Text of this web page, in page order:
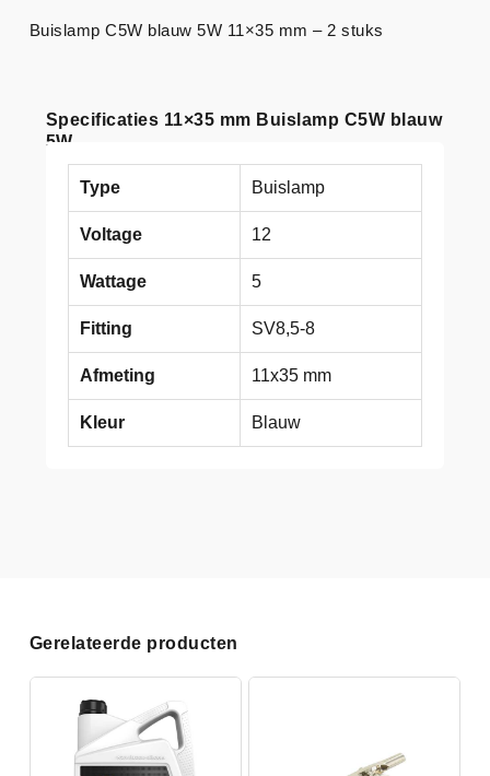
Specificaties 11×35 mm Buislamp C5W blauw
5W
Type Buislamp
Voltage 12
Wattage 5
Fitting SV8,5-8
Afmeting 11x35 mm
Kleur Blauw
Buislamp C5W blauw 5W 11×35 mm – 2 stuks
Gerelateerde producten